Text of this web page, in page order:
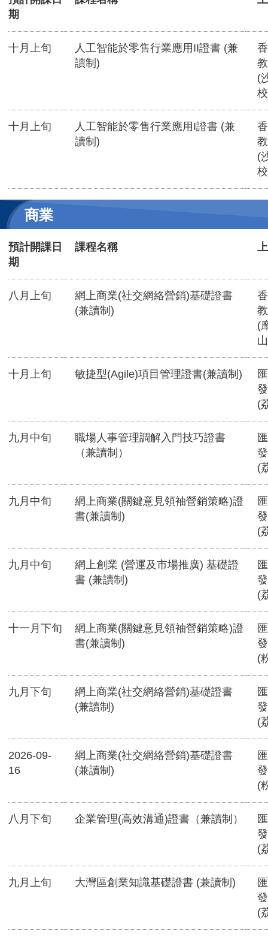
期
十月上旬
人工智能於零售行業應用II證書 (兼
讀制)
(
十月上旬
人工智能於零售行業應用I證書 (兼
讀制)
(
商業
預計開課日
期
課程名稱
八月上旬
網上商業(社交網絡營銷)基礎證書
(兼讀制)
(
十月上旬 敏捷型(Agile)項目管理證書(兼讀制)
(
九月中旬
職場人事管理調解入門技巧證書
（兼讀制）
(
九月中旬
網上商業(關鍵意見領袖營銷策略)證
書(兼讀制)
(
九月中旬
網上創業 (營運及市場推廣) 基礎證
書 (兼讀制)
(
十一月下旬
網上商業(關鍵意見領袖營銷策略)證
書(兼讀制)
(
九月下旬
網上商業(社交網絡營銷)基礎證書
(兼讀制)
(
2026-09-
16
網上商業(社交網絡營銷)基礎證書
(兼讀制)
(
八月下旬 企業管理(高效溝通)證書（兼讀制）
(
九月上旬 大灣區創業知識基礎證書 (兼讀制)
(